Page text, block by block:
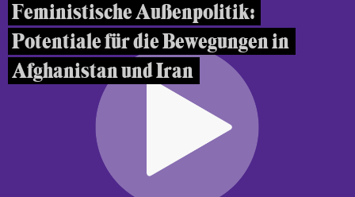
Feministische Außenpolitik:
Potentiale für die Bewegungen in
Afghanistan und Iran